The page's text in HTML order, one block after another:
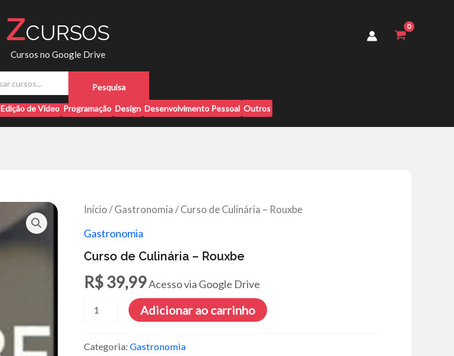
ZCURSOS
Cursos no Google Drive
q
Pesquisa
Edição de Vídeo Programação Design Desenvolvimento Pessoal Outros
Início / Gastronomia / Curso de Culinária – Rouxbe
Gastronomia
Curso de Culinária – Rouxbe
R$39,99Acesso via Google Drive
Rouxbe
Adicionar ao carrinho
Categoria: Gastronomia